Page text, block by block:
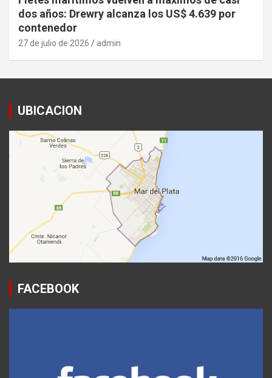
dos años: Drewry alcanza los US$ 4.639 por
contenedor
27 de julio de 2026 admin
UBICACION
FACEBOOK